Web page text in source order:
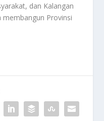
dan Kalangan
membangun Provinsi